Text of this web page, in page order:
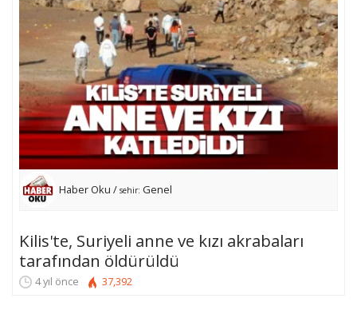
Haber Oku / sehir: Genel
Kilis'te, Suriyeli anne ve kızı akrabaları
tarafından öldürüldü
4 yıl önce 37,392